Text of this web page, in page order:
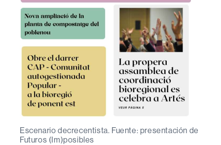
Escenario decrecentista. Fuente: presentación de
Futuros (Im)posibles